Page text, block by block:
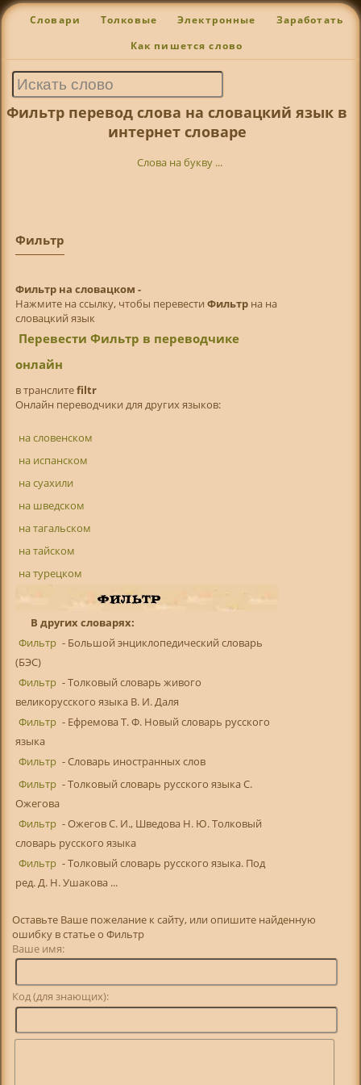
Словари Толковые Электронные Заработать
Как пишется слово
Фильтр перевод слова на словацкий язык в
интернет словаре
Слова на букву ...
Фильтр
Фильтр на словацком -
Нажмите на ссылку, чтобы перевести Фильтрна на
словацкий язык
Перевести Фильтр в переводчике
онлайн
в транслитefiltr
Онлайн переводчики для других языков:
на словенском
на испанском
на суахили
на шведском
на тагальском
на тайском
на турецком
В других словарях:
Фильтр - Большой энциклопедический словарь
(БЭС)
Фильтр - Толковый словарь живого
великорусского языка В. И. Даля
Фильтр - Ефремова Т. Ф. Новый словарь русского
языка
Фильтр - Словарь иностранных слов
Фильтр - Толковый словарь русского языка С.
Ожегова
Фильтр - Ожегов С. И., Шведова Н. Ю. Толковый
словарь русского языка
Фильтр - Толковый словарь русского языка. Под
ред. Д. Н. Ушакова ...
Оставьте Ваше пожелание к сайту, или опишите найденную
ошибку в статье о Фильтр
Ваше имя:
Код (для знающих):